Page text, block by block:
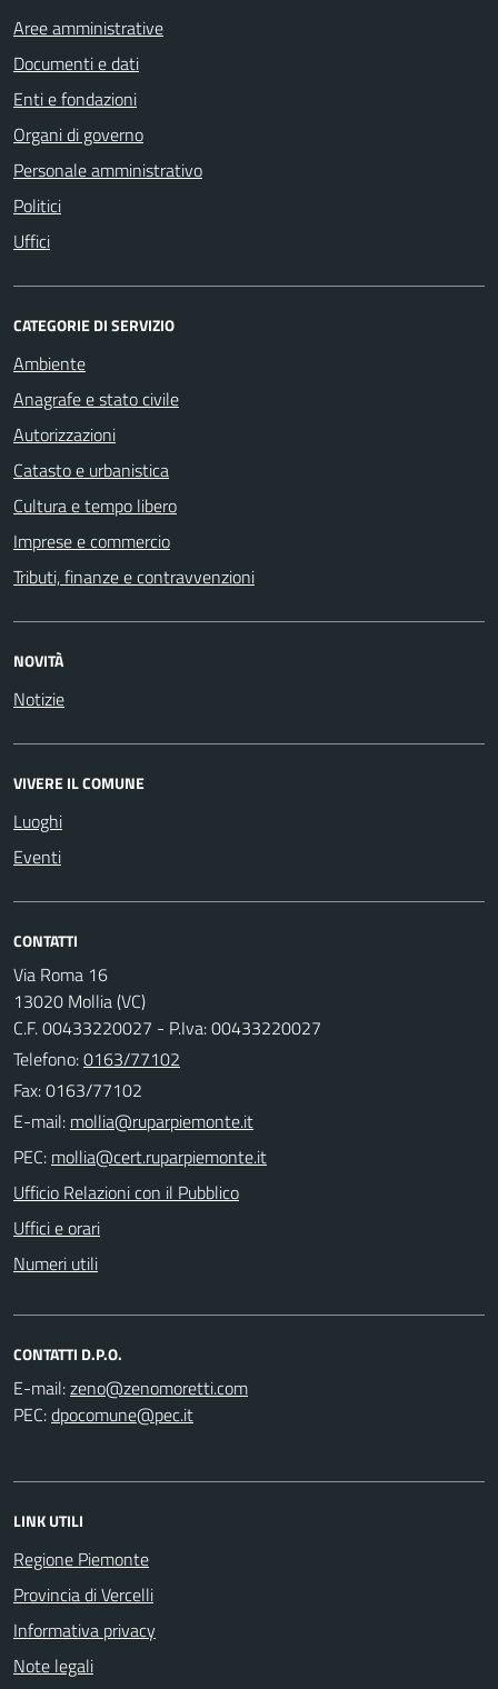
Aree amministrative
Documenti e dati
Enti e fondazioni
Organi di governo
Personale amministrativo
Politici
Uffici
CATEGORIE DI SERVIZIO
Ambiente
Anagrafe e stato civile
Autorizzazioni
Catasto e urbanistica
Cultura e tempo libero
Imprese e commercio
Tributi, finanze e contravvenzioni
NOVITÀ
Notizie
VIVERE IL COMUNE
Luoghi
Eventi
CONTATTI
Via Roma 16
13020 Mollia (VC)
C.F. 00433220027 - P.Iva: 00433220027
Telefono:0163/77102
Fax: 0163/77102
E-mail:
PEC:
Ufficio Relazioni con il Pubblico
Uffici e orari
Numeri utili
CONTATTI D.P.O.
E-mail:
PEC:
LINK UTILI
Regione Piemonte
Provincia di Vercelli
Informativa privacy
Note legali